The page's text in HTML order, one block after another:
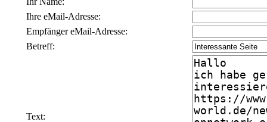
Ihre eMail-Adresse:
Empfänger eMail-Adresse:
Betreff:
Text: